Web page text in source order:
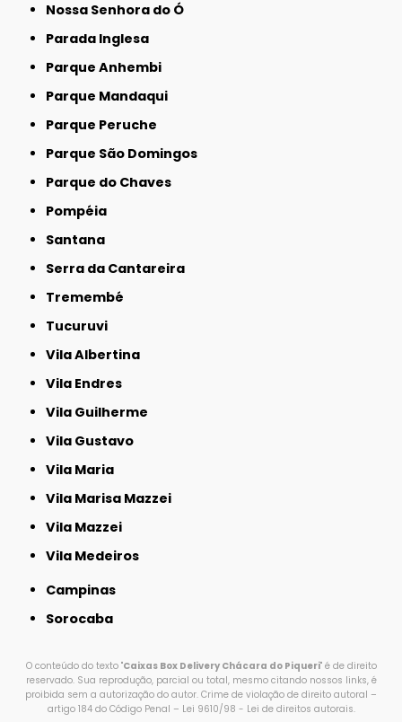
Nossa Senhora do Ó
Parada Inglesa
Parque Anhembi
Parque Mandaqui
Parque Peruche
Parque São Domingos
Parque do Chaves
Pompéia
Santana
Serra da Cantareira
Tremembé
Tucuruvi
Vila Albertina
Vila Endres
Vila Guilherme
Vila Gustavo
Vila Maria
Vila Marisa Mazzei
Vila Mazzei
Vila Medeiros
Campinas
Sorocaba
O conteúdo do texto "Caixas Box Delivery Chácara do Piqueri" é de direito
reservado. Sua reprodução, parcial ou total, mesmo citando nossos links, é
proibida sem a autorização do autor. Crime de violação de direito autoral –
artigo 184 do Código Penal – Lei 9610/98 - Lei de direitos autorais.